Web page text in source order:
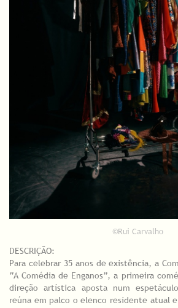
©Rui Carvalho
DESCRIÇÃO:
Para celebrar 35 anos de existência, a
“A Comédia de Enganos”, a primeira
direção artística aposta num
reúna em palco o elenco residente atual